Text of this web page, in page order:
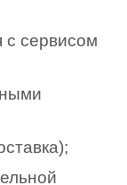
с сервисом